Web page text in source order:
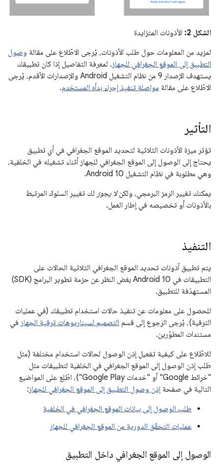
الشكل 2:
الأذونات المتزايدة
لمزيد من المعلومات حول طلب الأذونات، يُرجى الاطّلاع على مقالة وصول
التطبيق إلى الموقع الجغرافي للجهاز. لمعرفة التفاصيل إذا كان تطبيقك
يستهدف الإصدار 9 من نظام التشغيل Android والإصدارات الأقدم، يُرجى
الاطّلاع على مقالة مواصلة تنفيذ إجراء بدأه المستخدم.
التأثير
تؤثر ميزة الأذونات الثلاثية لتحديد الموقع الجغرافي في أي تطبيق
يحتاج إلى الوصول إلى الموقع الجغرافي للجهاز أثناء تشغيله في الخلفية،
وهي مطلوبة في نظام التشغيل Android 10.
يمكنك تغيير الرمز البرمجي، ولكنلا يجوز لك تغيير السلوك المرتبط
بالأذونات أو تخصيصه في إطار العمل.
التنفيذ
يتم تطبيق أذونات تحديد الموقع الجغرافي الثلاثية الحالات على
التطبيقات في Android 10 بغض النظر عن حزمة تطوير البرامج (SDK)
المستهدَفة للتطبيق.
للحصول على معلومات عن تنفيذ حالات استخدام تطبيقك (في عمليات
الترقية)، يُرجى الرجوع إلى قسم التصميم لسيناريوهات ترقية الجهاز في
مستندات المطوّرين.
للاطّلاع على كيفية تفعيل إذن الوصول لحالات استخدام مختلفة (مثل
طلب إذن الوصول إلى الموقع الجغرافي في الخلفية لتطبيقات مثل
"خرائط Google" أو "خدمات Google Play")، اطّلِع على المواضيع
التالية في صفحة إذن وصول التطبيق إلى الموقع الجغرافي للجهاز:
طلب الوصول إلى بيانات الموقع الجغرافي في الخلفية
عمليات التحقّق الدورية من الموقع الجغرافي للجهاز
الوصول إلى الموقع الجغرافي داخل التطبيق